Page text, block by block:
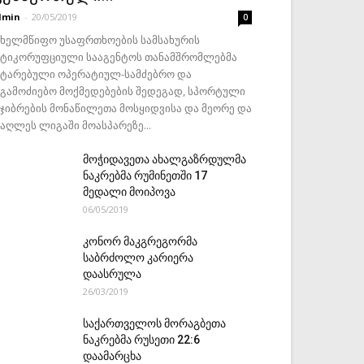
- 20/05/2019 0
უსაფრთხოების სამსახურის
სააგენტოს თანამშრომლებმა
ოპერატიულ-სამძებრო და
მოქმედებების შედეგად, სპორტული
მონაწილეთა მოსყიდვისა და მეორე და
ლიგაში მოასპარეზე...
მოჭიდავეთა ახალგაზრდულმა
ნაკრებმა რუმინეთში 17
მედალი მოიპოვა
06/05/2019
კონორ მაკგრეგორმა
საბრძოლო კარიერა
დაასრულა
26/03/2019
საქართველოს მორაგბეთა
ნაკრებმა რუსეთი 22:6
დაამარცხა